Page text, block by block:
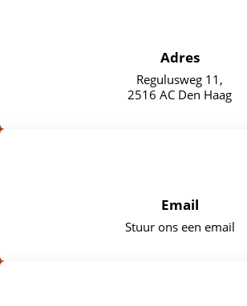
Adres
Regulusweg 11,
2516 AC Den Haag
Email
Stuur ons een email